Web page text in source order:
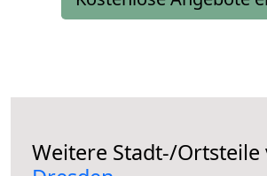
Weitere Stadt-/Ortsteile